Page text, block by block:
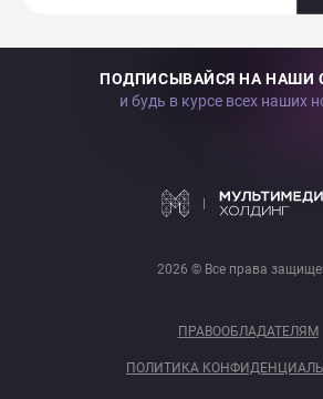
ПОДПИСЫВАЙСЯ НА НАШИ
и будь в курсе всех наших
2026 © Все права
ПРАВООБЛАДАТЕЛЯМ
ПОЛИТИКА